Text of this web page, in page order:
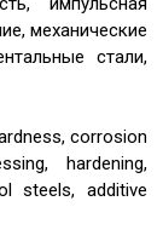
механические
стали,
corrosion
hardening,
steels, additive